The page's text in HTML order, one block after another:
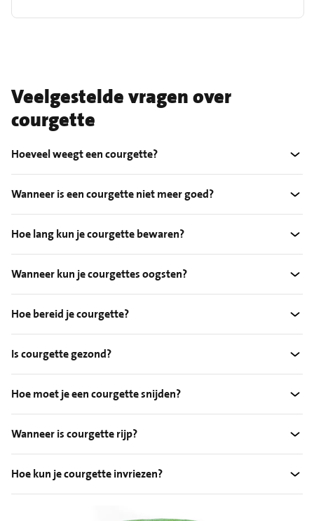
Veelgestelde vragen over
courgette
Hoeveel weegt een courgette?
Wanneer is een courgette niet meer goed?
Hoe lang kun je courgette bewaren?
Wanneer kun je courgettes oogsten?
Hoe bereid je courgette?
Is courgette gezond?
Hoe moet je een courgette snijden?
Wanneer is courgette rijp?
Hoe kun je courgette invriezen?